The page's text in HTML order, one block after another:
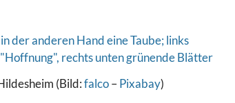
(Bild:falco–Pixabay)